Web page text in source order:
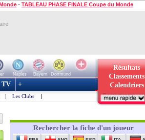
- TABLEAU PHASE FINALE Coupe du Monde
Naples Bayern
Dortmund
Résultats
Classements
Calendriers
TV +
| Les Clubs |